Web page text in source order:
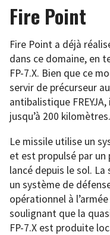
Fire Point
Fire Point a déjà
dans ce domaine, en
FP-7.X. Bien que ce
servir de précurseur
antibalistique
jusqu’à 200 kilomètres.
Le missile utilise un
et est propulsé par
lancé depuis le sol.
un système de
opérationnel à
soulignant que la
FP-7.X est produite